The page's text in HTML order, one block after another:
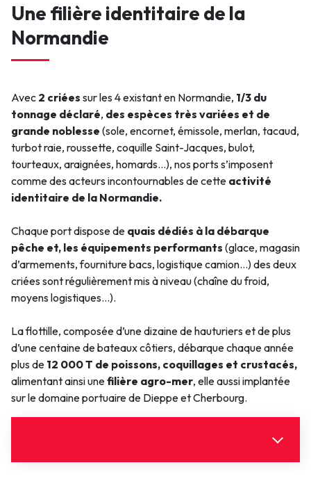
Une filière identitaire de la
Normandie
Avec 2 criées sur les 4 existant en Normandie, 1/3 du
tonnage déclaré, des espèces très variées et de
grande noblesse (sole, encornet, émissole, merlan, tacaud,
turbot raie, roussette, coquille Saint-Jacques, bulot,
tourteaux, araignées, homards…), nos ports s’imposent
comme des acteurs incontournables de cette activité
identitaire de la Normandie.
Chaque port dispose de quais dédiés à la débarque
pêche et, les équipements performants (glace, magasin
d’armements, fourniture bacs, logistique camion…) des deux
criées sont régulièrement mis à niveau (chaîne du froid,
moyens logistiques...).
La flottille, composée d’une dizaine de hauturiers et de plus
d’une centaine de bateaux côtiers, débarque chaque année
plus de 12 000 T de poissons, coquillages et crustacés,
alimentant ainsi unefilière agro-mer, elle aussi implantée
sur le domaine portuaire de Dieppe et Cherbourg.